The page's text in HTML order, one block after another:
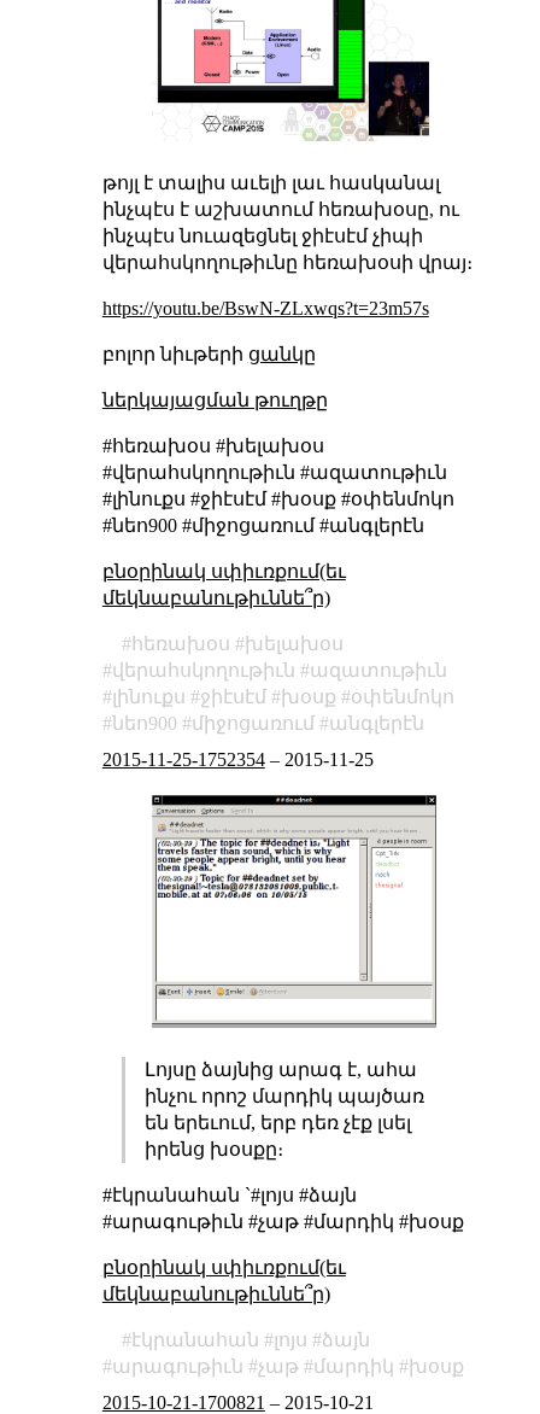
թոյլ է տալիս աւելի լաւ հասկանալ
ինչպէս է աշխատում հեռախօսը, ու
ինչպէս նուազեցնել ջիէսէմ չիպի
վերահսկողութիւնը հեռախօսի վրայ։
https://youtu.be/BswN-ZLxwqs?t=23m57s
բոլոր նիւթերի ցանկը
ներկայացման թուղթը
#հեռախօս #խելախօս
#վերահսկողութիւն #ազատութիւն
#լինուքս #ջիէսէմ #խօսք #օփենմոկո
#նեո900 #միջոցառում #անգլերէն
բնօրինակ սփիւռքում(եւ
մեկնաբանութիւննե՞ր)
հեռախօս
խելախօս
վերահսկողութիւն
ազատութիւն
լինուքս
ջիէսէմ խօսք
օփենմոկո
նեո900
միջոցառում
անգլերէն
2015-11-25-1752354– 2015-11-25
Լոյսը ձայնից արագ է, ահա
ինչու որոշ մարդիկ պայծառ
են երեւում, երբ դեռ չէք լսել
իրենց խօսքը։
#էկրանահան `#լոյս #ձայն
#արագութիւն #չաթ #մարդիկ #խօսք
բնօրինակ սփիւռքում(եւ
մեկնաբանութիւննե՞ր)
էկրանահան լոյս
ձայն
արագութիւն
չաթ մարդիկ
խօսք
2015-10-21-1700821 – 2015-10-21